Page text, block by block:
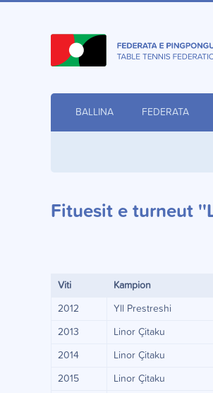
BALLINA FEDERATA
Fituesit e turneut
Viti Kampion
2012 Yll Prestreshi
2013 Linor Çitaku
2014 Linor Çitaku
2015 Linor Çitaku